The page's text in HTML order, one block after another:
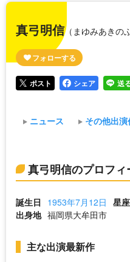
真弓明信（まゆみあきのぶ
ポスト シェア 送
ニュース その他出演
真弓明信のプロフィ
誕生日 1953年7月12日 星座
出身地 福岡県大牟田市
主な出演最新作